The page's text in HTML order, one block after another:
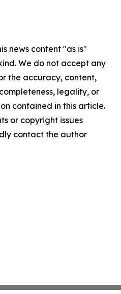
news content "as is"
We do not accept any
the accuracy, content,
legality, or
contained in this article.
or copyright issues
contact the author